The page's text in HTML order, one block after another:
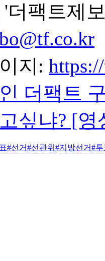
'더팩트제
지:
더팩트
싶냐? [
#선거#선관위 #지방선거#